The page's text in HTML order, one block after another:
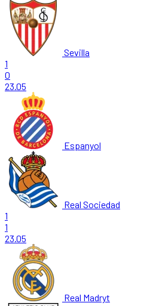
Sevilla
1
0
23.05
Espanyol
Real Sociedad
1
1
23.05
Real Madryt